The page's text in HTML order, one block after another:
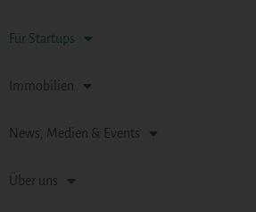
Für Startups
Immobilien
News, Medien & Events
Über uns